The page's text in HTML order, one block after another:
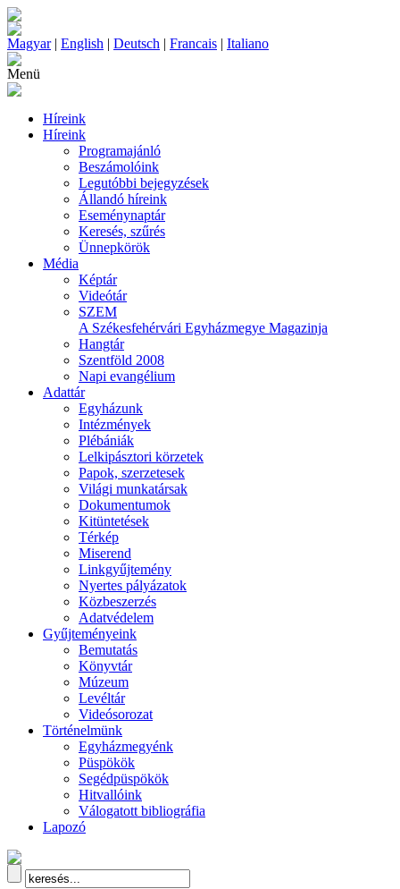
Magyar| English | Deutsch | Francais | Italiano
Menü
Híreink
Híreink
Programajánló
Beszámolóink
Legutóbbi bejegyzések
Állandó híreink
Eseménynaptár
Keresés, szűrés
Ünnepkörök
Média
Képtár
Videótár
SZEM
A Székesfehérvári Egyházmegye Magazinja
Hangtár
Szentföld 2008
Napi evangélium
Adattár
Egyházunk
Intézmények
Plébániák
Lelkipásztori körzetek
Papok, szerzetesek
Világi munkatársak
Dokumentumok
Kitüntetések
Térkép
Miserend
Linkgyűjtemény
Nyertes pályázatok
Közbeszerzés
Adatvédelem
Gyűjteményeink
Bemutatás
Könyvtár
Múzeum
Levéltár
Videósorozat
Történelmünk
Egyházmegyénk
Püspökök
Segédpüspökök
Hitvallóink
Válogatott bibliográfia
Lapozó